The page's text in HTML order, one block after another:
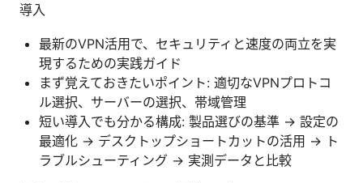
導入
最新のVPN活用で、セキュリティと速度の両立を実
現するための実践ガイド
まず覚えておきたいポイント: 適切なVPNプロトコ
ル選択、サーバーの選択、帯域管理
短い導入でも分かる構成: 製品選びの基準 → 設定の
最適化 → デスクトップショートカットの活用 → ト
ラブルシューティング → 実測データと比較